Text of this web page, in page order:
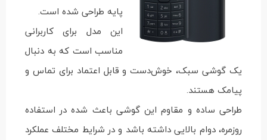
پایه طراحی شده است.
این مدل برای کاربرانی
مناسب است که به دنبال
یک گوشی سبک، خوش‌دست و قابل اعتماد برای تماس و
پیامک هستند.
طراحی ساده و مقاوم این گوشی باعث شده در استفاده
روزمره، دوام بالایی داشته باشد و در شرایط مختلف عملکرد